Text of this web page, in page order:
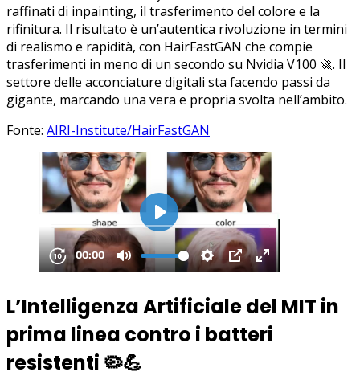
raffinati di inpainting, il trasferimento del colore e la
rifinitura. Il risultato è un’autentica rivoluzione in termini
di realismo e rapidità, con HairFastGAN che compie
trasferimenti in meno di un secondo su Nvidia V100 🚀. Il
settore delle acconciature digitali sta facendo passi da
gigante, marcando una vera e propria svolta nell’ambito.
Fonte: AIRI-Institute/HairFastGAN
L’Intelligenza Artificiale del MIT in
prima linea contro i batteri
resistenti 🦠💪